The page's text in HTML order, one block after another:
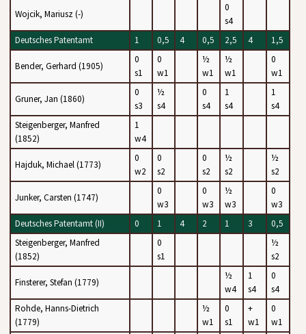
Wojcik, Mariusz (-)
0
s4
Deutsches Patentamt
1 0,5 4 0,5 2,5 4 1,5
Bender, Gerhard (1905)
0
s1
0
w1
½
w1
½
w1
0
w1
Gruner, Jan (1860)
0
s3
½
s4
0
s4
1
s4
1
s4
Steigenberger, Manfred
(1852)
1
w4
Hajduk, Michael (1773)
0
w2
0
s2
0
s2
½
s2
½
s2
Junker, Carsten (1747)
0
w3
0
w3
½
w3
0
w3
Deutsches Patentamt (II)
0 1 4 2 1 3
0,5
Steigenberger, Manfred
(1852)
0
s1
½
s2
Finsterer, Stefan (1779)
½
w4
1
s4
0
s4
Rohde, Hanns-Dietrich
(1779)
½
w1
0
s1
+
w1
0
w1